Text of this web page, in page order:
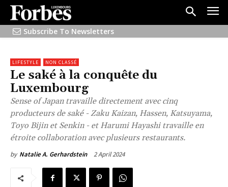
Subscribe To Newsletters
LIFESTYLE NON CLASSÉ
Le saké à la conquête du
Luxembourg
Sense of Japan travaille directement avec cinq
producteurs de saké - Zaku Kaizan, Hassen, Katsuyama,
Toyo Bijin et Senkin - et Harumi Hayashi travaille en
étroite collaboration avec plusieurs restaurants.
by Natalie A. Gerhardstein 2 April 2024